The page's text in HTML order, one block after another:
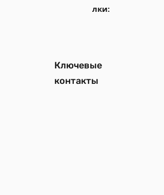
лки:
Ключевые
контакты